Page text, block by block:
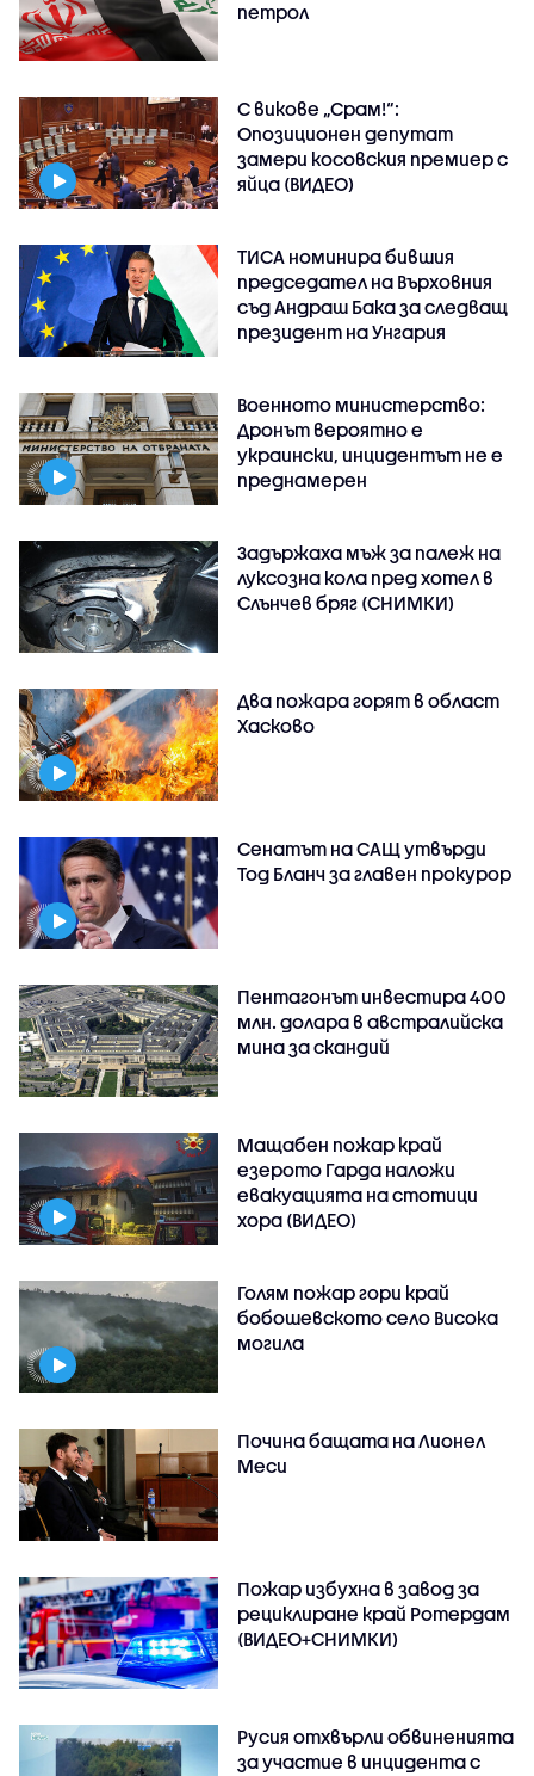
петрол
С викове „Срам!“:
Опозиционен депутат
замери косовския премиер с
яйца (ВИДЕО)
ТИСА номинира бившия
председател на Върховния
съд Андраш Бака за следващ
президент на Унгария
Военното министерство:
Дронът вероятно е
украински, инцидентът не е
преднамерен
Задържаха мъж за палеж на
луксозна кола пред хотел в
Слънчев бряг (СНИМКИ)
Два пожара горят в област
Хасково
Сенатът на САЩ утвърди
Тод Бланч за главен прокурор
Пентагонът инвестира 400
млн. долара в австралийска
мина за скандий
Мащабен пожар край
езерото Гарда наложи
евакуацията на стотици
хора (ВИДЕО)
Голям пожар гори край
бобошевското село Висока
могила
Почина бащата на Лионел
Меси
Пожар избухна в завод за
рециклиране край Ротердам
(ВИДЕО+СНИМКИ)
Русия отхвърли обвиненията
за участие в инцидента с